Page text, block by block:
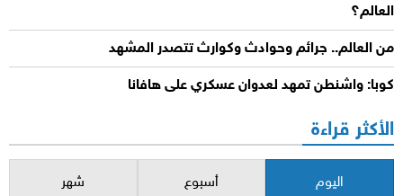
العالم؟
من العالم.. جرائم وحوادث وكوارث تتصدر المشهد
كوبا: واشنطن تمهد لعدوان عسكري على هافانا
الأكثر قراءة
اليوم أسبوع شهر